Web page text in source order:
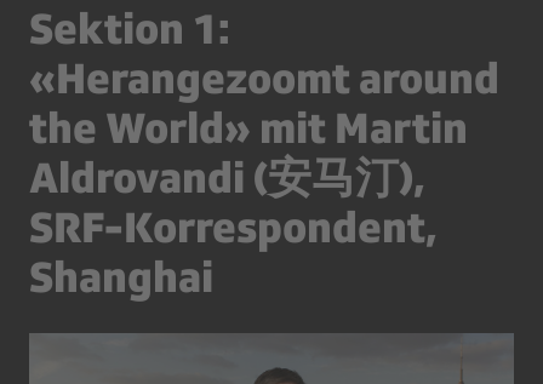
Sektion 1:
«Herangezoomt around
the World» mit Martin
Aldrovandi (安马汀),
SRF-Korrespondent,
Shanghai